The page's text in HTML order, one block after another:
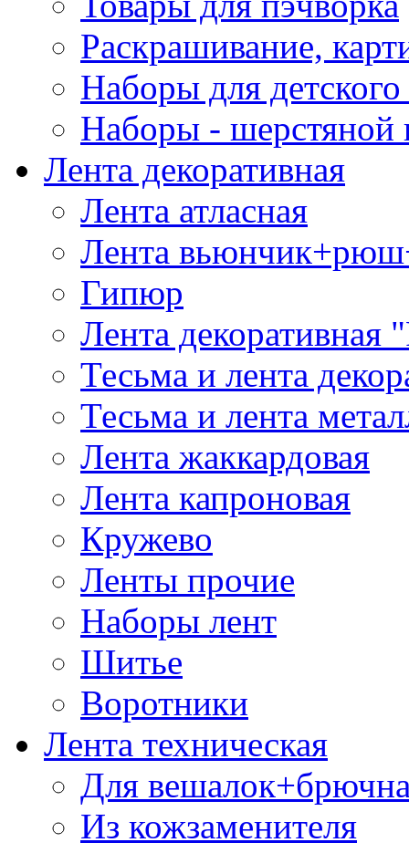
Раскрашивание,
Наборы для
Наборы - шерстяной
Лента декоративная
Лента атласная
Лента
Гипюр
Лента декоративная
Тесьма и лента
Тесьма и лента
Лента жаккардовая
Лента капроновая
Кружево
Ленты прочие
Наборы лент
Шитье
Воротники
Лента техническая
Для
Из кожзаменителя